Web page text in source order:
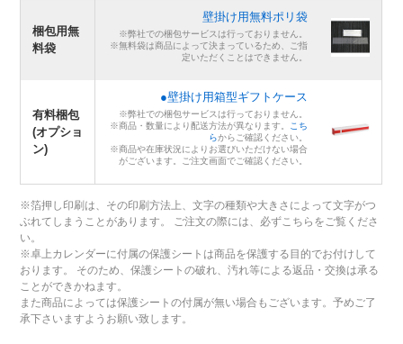
梱包用無
料袋
壁掛け用無料ポリ袋
※弊社での梱包サービスは行っておりません。
※無料袋は商品によって決まっているため、ご指
定いただくことはできません。
有料梱包
(オプショ
ン)
●壁掛け用箱型ギフトケース
※弊社での梱包サービスは行っておりません。
※商品・数量により配送方法が異なります。 こち
らからご確認ください。
※商品や在庫状況によりお選びいただけない場合
がございます。ご注文画面でご確認ください。
※箔押し印刷は、その印刷方法上、文字の種類や大きさによって文字がつ
ぶれてしまうことがあります。 ご注文の際には、必ずこちらをご覧くださ
い。
※卓上カレンダーに付属の保護シートは商品を保護する目的でお付けして
おります。 そのため、保護シートの破れ、汚れ等による返品・交換は承る
ことができかねます。
また商品によっては保護シートの付属が無い場合もございます。予めご了
承下さいますようお願い致します。